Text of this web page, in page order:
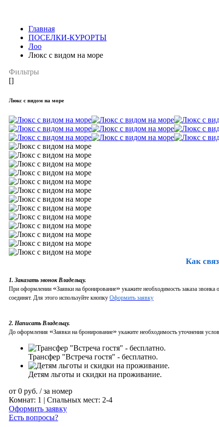
Главная
ПОСЕЛКИ-КУРОРТЫ
Лоо
Люкс с видом на море
Фильтры
[]
Люкс с видом на море
Как
1. Заказать звонок Владельцу.
При оформлении «Заявки на бронирование» укажите необходимость заказа звонка
соединят. Для этого используйте кнопку Оформить заявку
2. Написать Владельцу.
До оформления «Заявки на бронирование» укажите необходимость уточнения
Трансфер "Встреча гостя" - бесплатно.
Детям льготы и скидки на проживание.
от 0 руб. / за номер
Комнат: 1 | Спальных мест: 2-4
Оформить заявку
Есть вопросы?